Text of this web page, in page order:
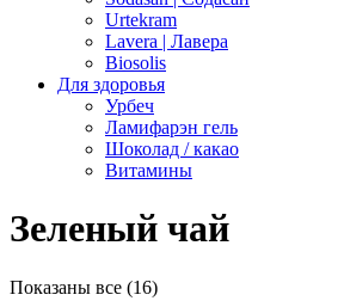
Urtekram
Lavera | Лавера
Biosolis
Для здоровья
Урбеч
Ламифарэн гель
Шоколад / какао
Витамины
Зеленый чай
Показаны все (16)